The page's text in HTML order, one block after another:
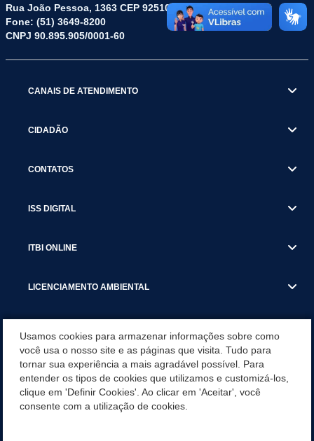
Rua João Pessoa, 1363 CEP 92510-045
Fone: (51) 3649-8200
CNPJ 90.895.905/0001-60
CANAIS DE ATENDIMENTO
CIDADÃO
CONTATOS
ISS DIGITAL
ITBI ONLINE
LICENCIAMENTO AMBIENTAL
SERVIÇOS
SERVIÇOS DO DEPARTAMENTO DE RECEITA MUNICIPAL
Usamos cookies para armazenar informações sobre como
você usa o nosso site e as páginas que visita. Tudo para
tornar sua experiência a mais agradável possível. Para
entender os tipos de cookies que utilizamos e customizá-los,
clique em 'Definir Cookies'. Ao clicar em 'Aceitar', você
consente com a utilização de cookies.